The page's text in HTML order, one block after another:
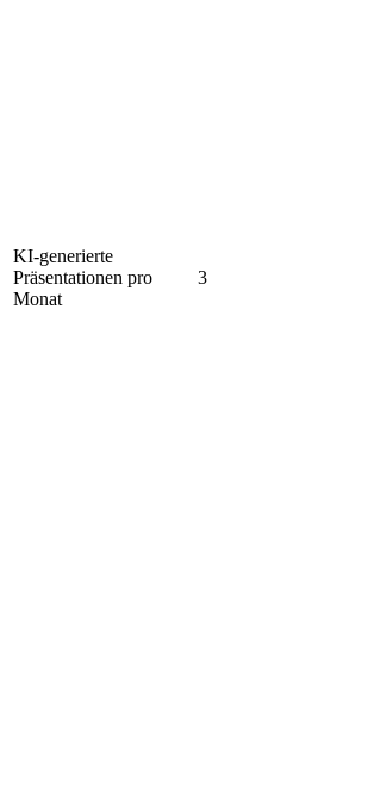
KI-generierte
Präsentationen pro
Monat
3